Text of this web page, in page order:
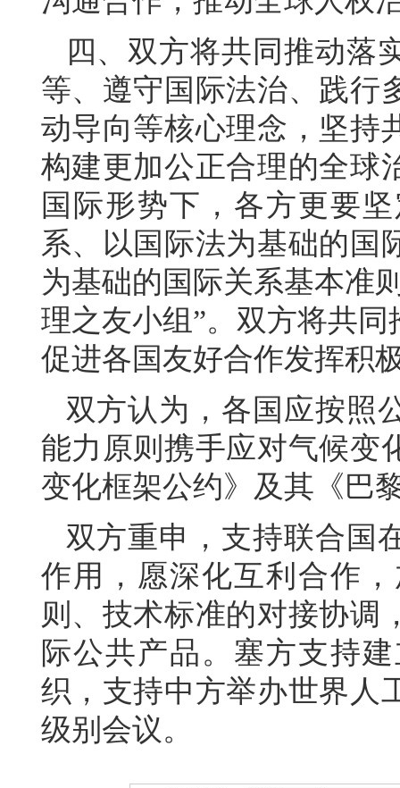
四、双方将共同推动落
等、遵守国际法治、践行
动导向等核心理念，坚持
构建更加公正合理的全球
国际形势下，各方更要
系、以国际法为基础的国
为基础的国际关系基本准
理之友小组”。双方将共
促进各国友好合作发挥积
双方认为，各国应按照
能力原则携手应对气候变
变化框架公约》及其《巴
双方重申，支持联合国
作用，愿深化互利合作
则、技术标准的对接协调
际公共产品。塞方支持
织，支持中方举办世界人
级别会议。